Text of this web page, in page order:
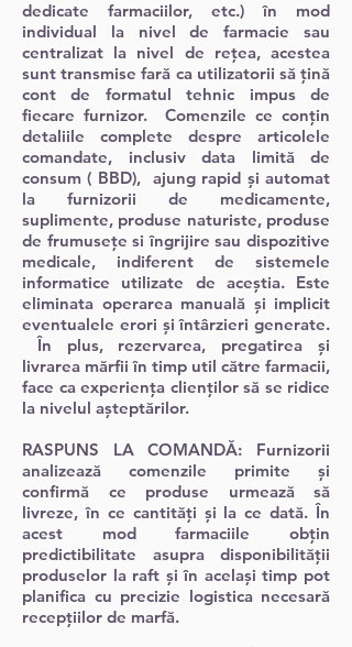
dedicate farmaciilor, etc.) în mod
individual la nivel de farmacie sau
centralizat la nivel de rețea, acestea
sunt transmise fară ca utilizatorii să țină
cont de formatul tehnic impus de
fiecare furnizor. Comenzile ce conțin
detaliile complete despre articolele
comandate, inclusiv data limită de
consum ( BBD), ajung rapid și automat
la furnizorii de medicamente,
suplimente, produse naturiste, produse
de frumusețe si îngrijire sau dispozitive
medicale, indiferent de sistemele
informatice utilizate de aceștia. Este
eliminata operarea manuală și implicit
eventualele erori și întârzieri generate.
În plus, rezervarea, pregatirea și
livrarea mărfii în timp util către farmacii,
face ca experiența clienților să se ridice
la nivelul așteptărilor.
RASPUNS LA COMANDĂ: Furnizorii
analizează comenzile primite și
confirmă ce produse urmează să
livreze, în ce cantități și la ce dată. În
acest mod farmaciile obțin
predictibilitate asupra disponibilității
produselor la raft și în același timp pot
planifica cu precizie logistica necesară
recepțiilor de marfă.